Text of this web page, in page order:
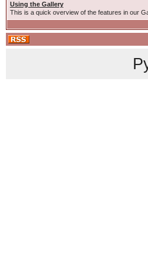
Using the Gallery
This is a quick overview of the features in our